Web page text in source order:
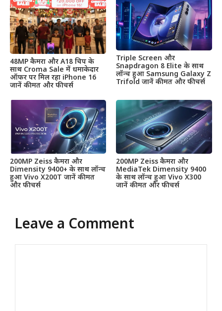
48MP कैमरा और A18 चिप के
साथ Croma Sale में धमाकेदार
ऑफर पर मिल रहा iPhone 16
जानें कीमत और फीचर्स
Triple Screen और
Snapdragon 8 Elite के साथ
लॉन्च हुआ Samsung Galaxy Z
Trifold जानें कीमत और फीचर्स
200MP Zeiss कैमरा और
Dimensity 9400+ के साथ लॉन्च
हुआ Vivo X200T जानें कीमत
और फीचर्स
200MP Zeiss कैमरा और
MediaTek Dimensity 9400
के साथ लॉन्च हुआ Vivo X300
जानें कीमत और फीचर्स
Leave a Comment